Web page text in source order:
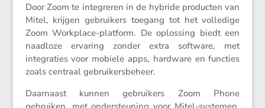
Door Zoom te integreren in de hybride producten van
Mitel, krijgen gebrui­kers toegang tot het volle­dige
Zoom Workplace-platform. De oplos­sing biedt een
naadloze ervaring zonder extra software, met
integra­ties voor mobiele apps, hardware en functies
zoals centraal gebruikersbeheer.
Daarnaast kunnen gebrui­kers Zoom Phone